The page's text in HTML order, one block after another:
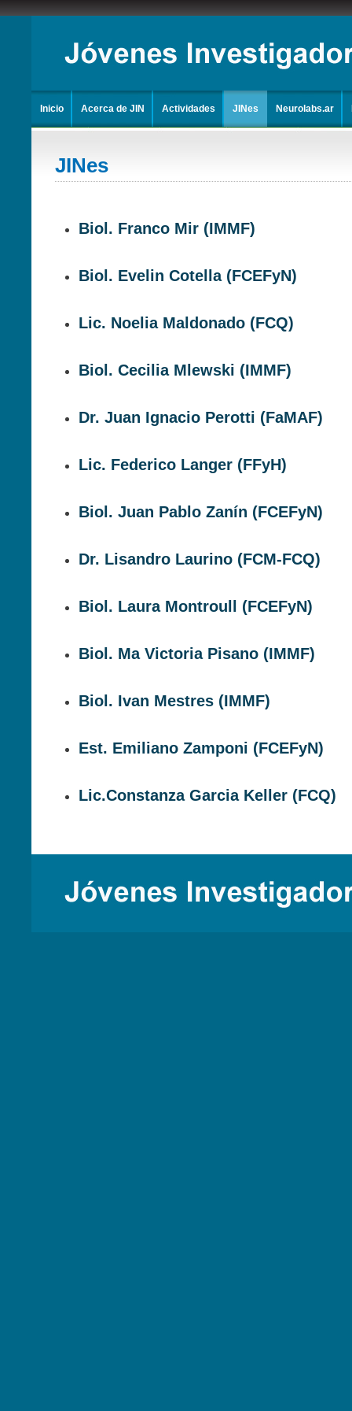
JINes
Biol. Franco Mir (IMMF)
Biol. Evelin Cotella (FCEFyN)
Lic. Noelia Maldonado (FCQ)
Biol. Cecilia Mlewski (IMMF)
Dr. Juan Ignacio Perotti (FaMAF)
Lic. Federico Langer (FFyH)
Biol. Juan Pablo Zanín (FCEFyN)
Dr. Lisandro Laurino (FCM-FCQ)
Biol. Laura Montroull (FCEFyN)
Biol. Ma Victoria Pisano (IMMF)
Biol. Ivan Mestres (IMMF)
Est. Emiliano Zamponi (FCEFyN)
Lic.Constanza Garcia Keller (FCQ)
Inicio Acerca de JIN Actividades JINes Neurolabs.ar